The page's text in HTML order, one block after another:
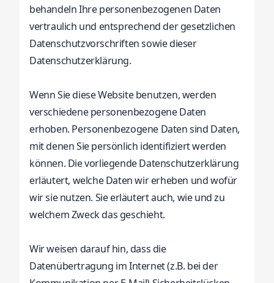
behandeln Ihre personenbezogenen Daten
vertraulich und entsprechend der gesetzlichen
Datenschutzvorschriften sowie dieser
Datenschutzerklärung.
Wenn Sie diese Website benutzen, werden
verschiedene personenbezogene Daten
erhoben. Personenbezogene Daten sind Daten,
mit denen Sie persönlich identifiziert werden
können. Die vorliegende Datenschutzerklärung
erläutert, welche Daten wir erheben und wofür
wir sie nutzen. Sie erläutert auch, wie und zu
welchem Zweck das geschieht.
Wir weisen darauf hin, dass die
Datenübertragung im Internet (z.B. bei der